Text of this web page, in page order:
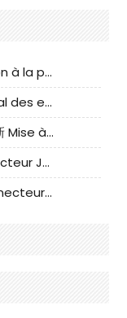
Guide d'évaluation et d'adaptation à la production des composants de câbles nationaux CNC Tech
Analyse du remplacement national des ensembles de câbles à fréquence élevée I-PEX
CLIFF参照下的国产连接器测试标准更新 Mise à jour des normes de test des connecteurs nationaux sous la référence CLIFF
Connecteur JST - Fournit le connecteur JST NSHR-02V-S original | Équivalent
Connecteur JST - Fournit des connecteurs JST GHR-09V-S authentiques et des produits de remplacement|